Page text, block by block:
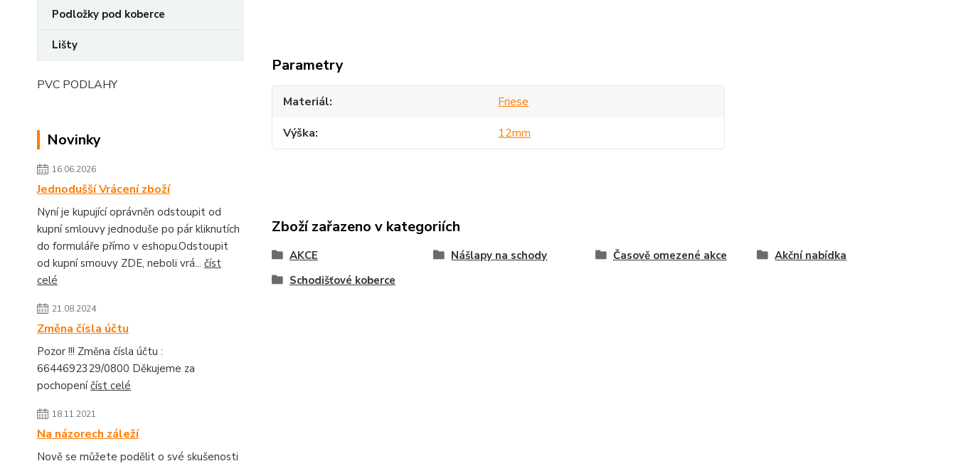
Podložky pod koberce
Lišty
PVC PODLAHY
Novinky
16.06.2026
Jednodušší Vrácení zboží
Nyní je kupující oprávněn odstoupit od
kupní smlouvy jednoduše po pár kliknutích
do formuláře přímo v eshopu.Odstoupit
od kupní smouvy ZDE, neboli vrá... číst
celé
21.08.2024
Změna čísla účtu
Pozor !!! Změna čísla účtu :
6644692329/0800 Děkujeme za
pochopeníčíst celé
18.11.2021
Na názorech záleží
Nově se můžete podělit o své skušenosti
Parametry
Materiál
Friese
Výška
12mm
Zboží zařazeno v kategoriích
AKCE Nášlapy na schody Časově omezené akce
Akční nabídka
Schodišťové koberce